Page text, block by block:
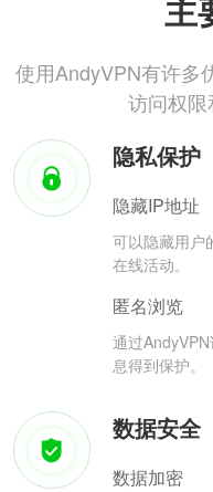
主
使用AndyVPN有许多
访问权
隐私保护
隐藏IP地址
可以隐藏用户
在线活动。
匿名浏览
通过
息得到保护。
数据安全
数据加密